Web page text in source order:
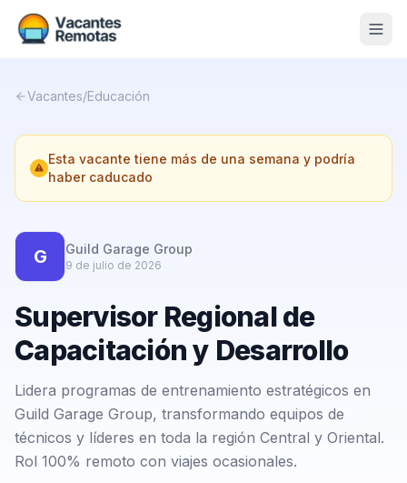
Nosotros
Contacto
Calculadora Freelance
Vacantes/Educación
Esta vacante tiene más de una semana y podría
haber caducado
G Guild Garage Group
9 de julio de 2026
Supervisor Regional de
Capacitación y Desarrollo
Lidera programas de entrenamiento estratégicos en
Guild Garage Group, transformando equipos de
técnicos y líderes en toda la región Central y Oriental.
Rol 100% remoto con viajes ocasionales.